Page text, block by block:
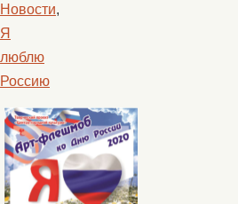
Новости,
Я
люблю
Россию